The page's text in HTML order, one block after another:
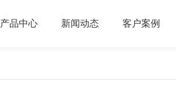
产品中心 新闻动态 客户案例